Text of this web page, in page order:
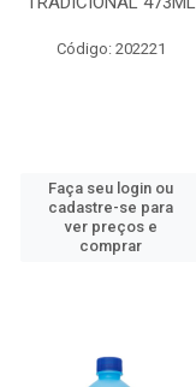
Código: 202221
Faça seu login ou
cadastre-se para
ver preços e
comprar